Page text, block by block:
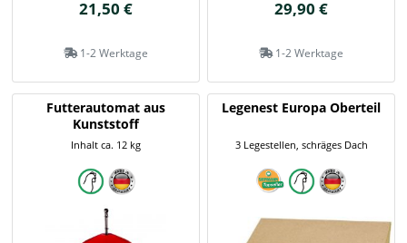
21,50 €
1-2 Werktage
29,90 €
1-2 Werktage
Futterautomat aus
Kunststoff
Inhalt ca. 12 kg
Legenest Europa Oberteil
3 Legestellen, schräges Dach